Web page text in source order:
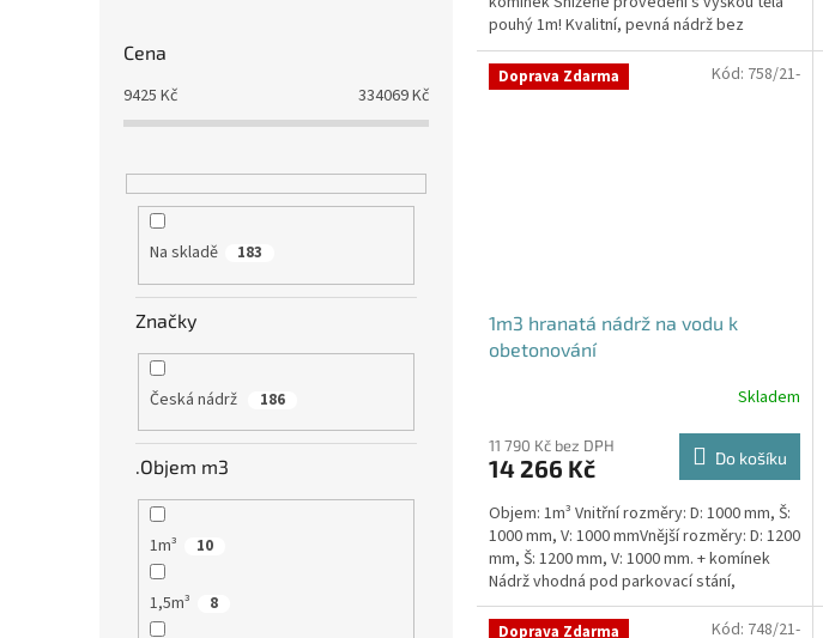
Cena
9425 Kč 334069Kč
Na skladě 183
Značky
Česká nádrž 186
.Objem m3
1m³ 10
1,5m³ 8
pouhý 1m! Kvalitní, pevná nádrž bez
potřeby obetonování Průměr...
Doprava Zdarma
1m3 hranatá nádrž na vodu k
obetonování
Skladem
11 790 Kč bez DPH
14 266 Kč Do košíku
Objem: 1m³ Vnitřní rozměry: D: 1000 mm, Š:
1000 mm, V: 1000 mmVnější rozměry: D: 1200
mm, Š: 1200 mm, V: 1000 mm. + komínek
Nádrž vhodná pod parkovací stání,
komunikace i terasy...
Kód: 758/21-
Doprava Zdarma Kód: 748/21-